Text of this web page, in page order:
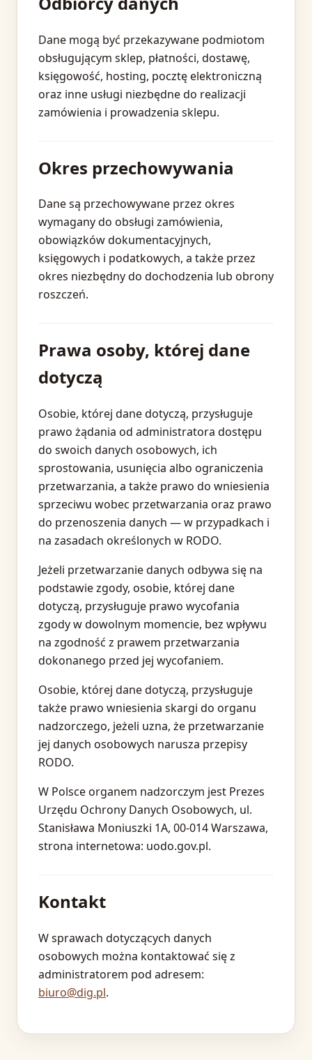
Dane mogą być przekazywane podmiotom
obsługującym sklep, płatności, dostawę,
księgowość, hosting, pocztę elektroniczną
oraz inne usługi niezbędne do realizacji
zamówienia i prowadzenia sklepu.
Okres przechowywania
Dane są przechowywane przez okres
wymagany do obsługi zamówienia,
obowiązków dokumentacyjnych,
księgowych i podatkowych, a także przez
okres niezbędny do dochodzenia lub obrony
roszczeń.
Prawa osoby, której dane
dotyczą
Osobie, której dane dotyczą, przysługuje
prawo żądania od administratora dostępu
do swoich danych osobowych, ich
sprostowania, usunięcia albo ograniczenia
przetwarzania, a także prawo do wniesienia
sprzeciwu wobec przetwarzania oraz prawo
do przenoszenia danych — w przypadkach i
na zasadach określonych w RODO.
Jeżeli przetwarzanie danych odbywa się na
podstawie zgody, osobie, której dane
dotyczą, przysługuje prawo wycofania
zgody w dowolnym momencie, bez wpływu
na zgodność z prawem przetwarzania
dokonanego przed jej wycofaniem.
Osobie, której dane dotyczą, przysługuje
także prawo wniesienia skargi do organu
nadzorczego, jeżeli uzna, że przetwarzanie
jej danych osobowych narusza przepisy
RODO.
W Polsce organem nadzorczym jest Prezes
Urzędu Ochrony Danych Osobowych, ul.
Stanisława Moniuszki 1A, 00-014 Warszawa,
strona internetowa: uodo.gov.pl.
Kontakt
W sprawach dotyczących danych
osobowych można kontaktować się z
administratorem pod adresem:
biuro@dig.pl.